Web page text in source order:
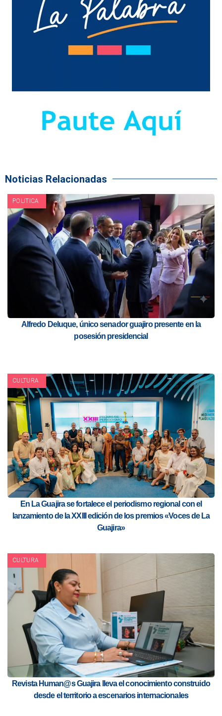
Noticias Relacionadas
POLITICA
Alfredo Deluque, único senador guajiro presente en la
posesión presidencial
CULTURA
En La Guajira se fortalece el periodismo regional con el
lanzamiento de la XXIII edición de los premios «Voces de La
Guajira»
CULTURA
Revista Human@s Guajira lleva el conocimiento construido
desde el territorio a escenarios internacionales